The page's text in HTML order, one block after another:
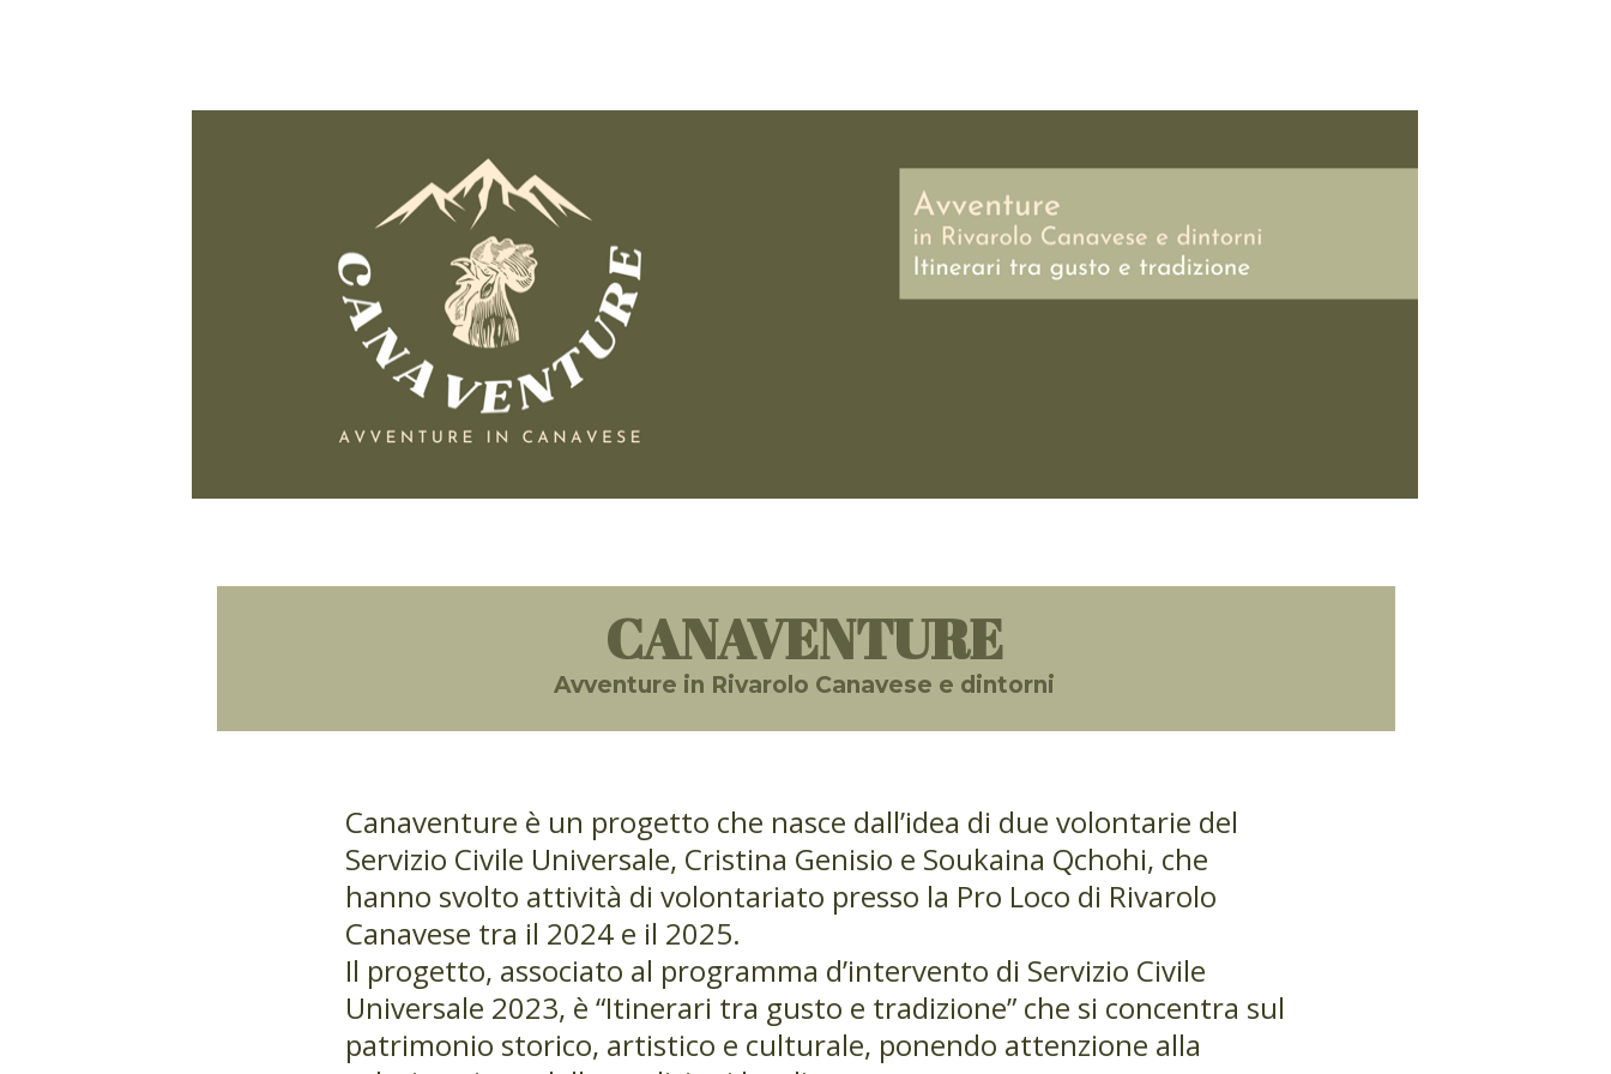
CANAVENTURE
Avventure in Rivarolo Canavese e dintorni
Canaventure è un progetto che nasce dall’idea di due volontarie del
Servizio Civile Universale, Cristina Genisio e Soukaina Qchohi, che
hanno svolto attività di volontariato presso la Pro Loco di Rivarolo
Canavese tra il 2024 e il 2025.
Il progetto, associato al programma d’intervento di Servizio Civile
Universale 2023, è “Itinerari tra gusto e tradizione” che si concentra sul
patrimonio storico, artistico e culturale, ponendo attenzione alla